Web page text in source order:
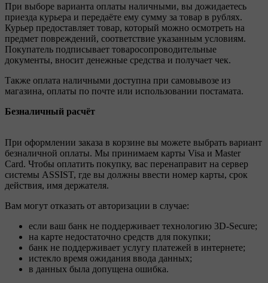
При выборе варианта оплаты наличными, вы дожидаетесь
приезда курьера и передаёте ему сумму за товар в рублях.
Курьер предоставляет товар, который можно осмотреть на
предмет повреждений, соответствие указанным условиям.
Покупатель подписывает товаросопроводительные
документы, вносит денежные средства и получает чек.
Также оплата наличными доступна при самовывозе из
магазина, оплаты по почте или использовании постамата.
Безналичный расчёт
При оформлении заказа в корзине вы можете выбрать вариант
безналичной оплаты. Мы принимаем карты Visa и Master
Card. Чтобы оплатить покупку, вас перенаправит на сервер
системы ASSIST, где вы должны ввести номер карты, срок
действия, имя держателя.
Вам могут отказать от авторизации в случае:
если ваш банк не поддерживает технологию 3D-Secure;
на карте недостаточно средств для покупки;
банк не поддерживает услугу платежей в интернете;
истекло время ожидания ввода данных;
в данных была допущена ошибка.